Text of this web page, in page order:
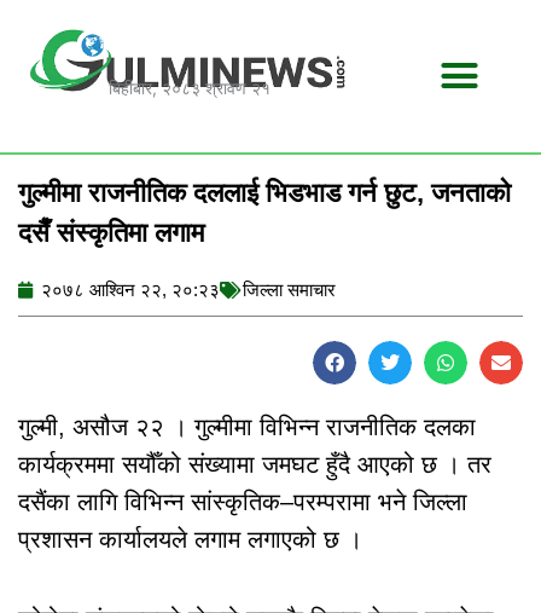
content
बिहीबार, २०८३ श्रावण २१
गुल्मीमा राजनीतिक दललाई भिडभाड गर्न छुट, जनताको
दसैँ संस्कृतिमा लगाम
२०७८ आश्विन २२, २०:२३ जिल्ला समाचार
गुल्मी, असौज २२ । गुल्मीमा विभिन्न राजनीतिक दलका
कार्यक्रममा सयौँको संख्यामा जमघट हुँदै आएको छ । तर
दसैंका लागि विभिन्न सांस्कृतिक–परम्परामा भने जिल्ला
प्रशासन कार्यालयले लगाम लगाएको छ ।